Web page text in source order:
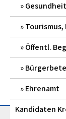
Öffentl.
Ehrenamt
Kandidaten